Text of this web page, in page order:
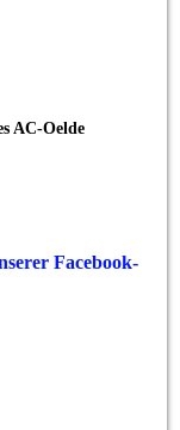
AC-Oelde
Facebook-